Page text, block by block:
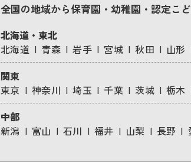
全国の地域から保育園・幼稚園・認定こ
北海道・東北
北海道
青森 岩手 宮城 秋田 山形
関東
東京
神奈川 埼玉 千葉 茨城 栃木
中部
新潟
富山 石川 福井 山梨 長野